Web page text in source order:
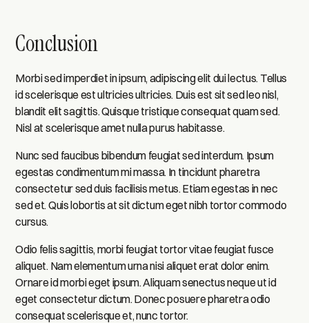
Conclusion
Morbi sed imperdiet in ipsum, adipiscing elit dui lectus. Tellus
id scelerisque est ultricies ultricies. Duis est sit sed leo nisl,
blandit elit sagittis. Quisque tristique consequat quam sed.
Nisl at scelerisque amet nulla purus habitasse.
Nunc sed faucibus bibendum feugiat sed interdum. Ipsum
egestas condimentum mi massa. In tincidunt pharetra
consectetur sed duis facilisis metus. Etiam egestas in nec
sed et. Quis lobortis at sit dictum eget nibh tortor commodo
cursus.
Odio felis sagittis, morbi feugiat tortor vitae feugiat fusce
aliquet. Nam elementum urna nisi aliquet erat dolor enim.
Ornare id morbi eget ipsum. Aliquam senectus neque ut id
eget consectetur dictum. Donec posuere pharetra odio
consequat scelerisque et, nunc tortor.